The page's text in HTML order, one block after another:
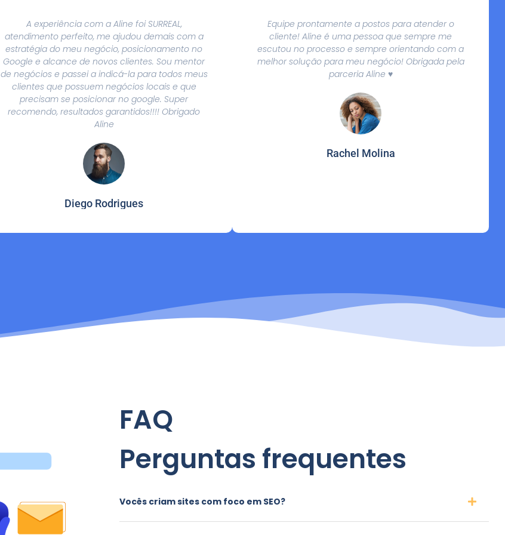
A experiência com a Aline foi SURREAL,
atendimento perfeito, me ajudou demais com a
estratégia do meu negócio, posicionamento no
Google e alcance de novos clientes. Sou mentor
de negócios e passei a indicá-la para todos meus
clientes que possuem negócios locais e que
precisam se posicionar no google. Super
recomendo, resultados garantidos!!!! Obrigado
Aline
Diego Rodrigues
Equipe prontamente a postos para atender o
cliente! Aline é uma pessoa que sempre me
escutou no processo e sempre orientando com a
melhor solução para meu negócio! Obrigada pela
parceria Aline ♥️
Rachel Molina
FAQ
Perguntas frequentes
Vocês criam sites com foco em SEO?